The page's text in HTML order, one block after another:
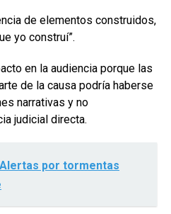
de elementos construidos,
yo construí”.
en la audiencia porque las
de la causa podría haberse
narrativas y no
judicial directa.
Alertas por tormentas